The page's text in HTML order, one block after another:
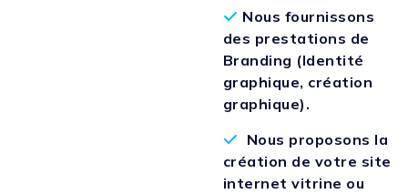
Nous fournissons
des prestations de
Branding (Identité
graphique, création
graphique).
Nous proposons la
création de votre site
internet vitrine ou